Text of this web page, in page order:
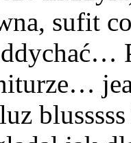
sufit